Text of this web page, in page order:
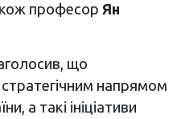
професор Ян
що
стратегічним напрямом
а такі ініціативи